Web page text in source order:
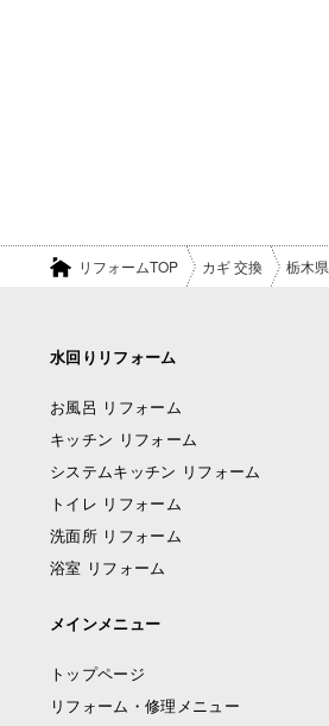
リフォームTOP カギ 交換 栃木県
水回りリフォーム
お風呂 リフォーム
キッチン リフォーム
システムキッチン リフォーム
トイレ リフォーム
洗面所 リフォーム
浴室 リフォーム
メインメニュー
トップページ
リフォーム・修理メニュー